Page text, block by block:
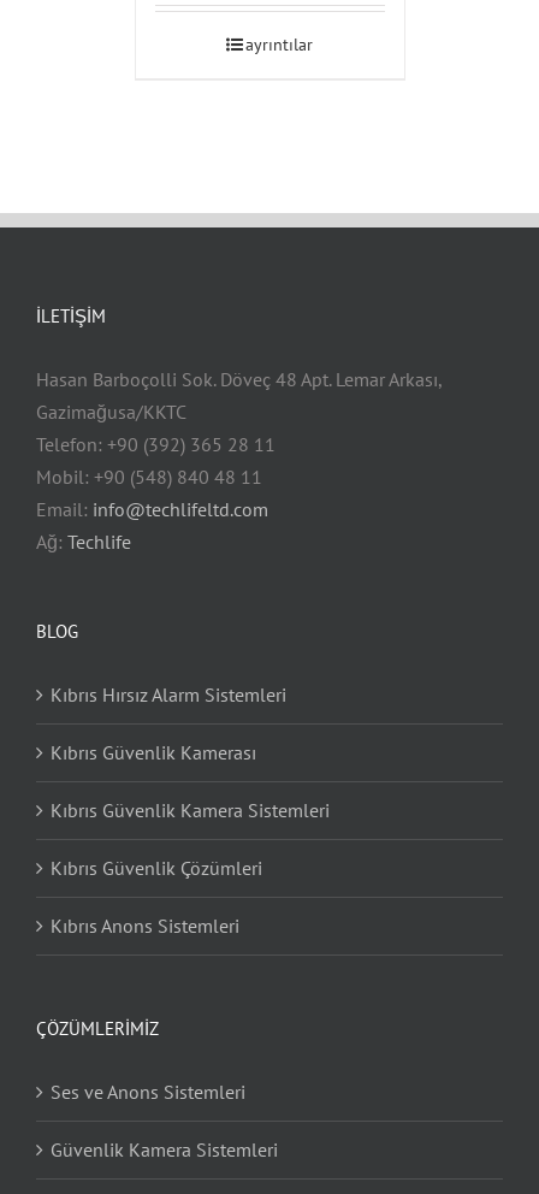
ayrıntılar
İLETIŞIM
Hasan Barboçolli Sok. Döveç 48 Apt. Lemar Arkası,
Gazimağusa/KKTC
Telefon: +90 (392) 365 28 11
Mobil: +90 (548) 840 48 11
Email: info@techlifeltd.com
Ağ: Techlife
BLOG
Kıbrıs Hırsız Alarm Sistemleri
Kıbrıs Güvenlik Kamerası
Kıbrıs Güvenlik Kamera Sistemleri
Kıbrıs Güvenlik Çözümleri
Kıbrıs Anons Sistemleri
ÇÖZÜMLERIMIZ
Ses ve Anons Sistemleri
Güvenlik Kamera Sistemleri